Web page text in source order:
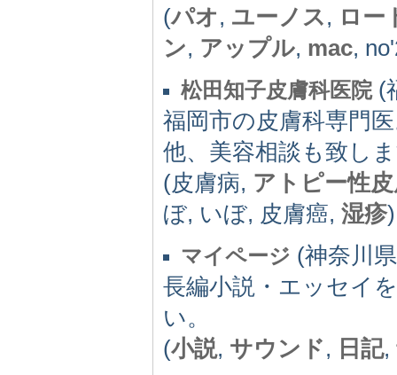
(パオ, ユーノス, ロー
ン, アップル, mac,
松田知子皮膚科医院(
福岡市の皮膚科専門
他、美容相談も致し
(皮膚病, アトピー性
ぼ, いぼ, 皮膚癌, 湿疹)
マイページ (神奈川
長編小説・エッセイ
い。
(小説, サウンド, 日記,